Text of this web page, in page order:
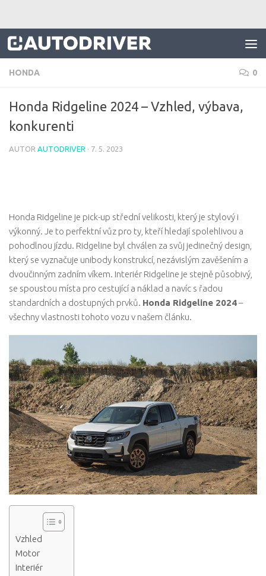
HONDA 0
Honda Ridgeline 2024 – Vzhled, výbava,
konkurenti
AUTOR AUTODRIVER · 7. 5. 2023
Honda Ridgeline je pick-up střední velikosti, který je stylový i
výkonný. Je to perfektní vůz pro ty, kteří hledají spolehlivou a
pohodlnou jízdu. Ridgeline byl chválen za svůj jedinečný design,
který se vyznačuje unibody konstrukcí, nezávislým zavěšením a
dvoučinným zadním víkem. Interiér Ridgeline je stejně působivý,
se spoustou místa pro cestující a náklad a navíc s řadou
standardních a dostupných prvků. Honda Ridgeline 2024–
všechny vlastnosti tohoto vozu v našem článku.
Vzhled
Motor
Interiér